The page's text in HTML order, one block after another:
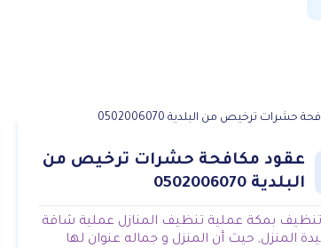
عقود مكافحة حشرات ترخيص من
البلدية 0502006070
بمكة عملية تنظيف المنازل عملية شاقة
المنزل, حيث أن المنزل و جماله عنوان لها